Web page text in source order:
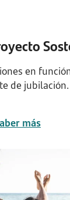
en
de jubilación.
más